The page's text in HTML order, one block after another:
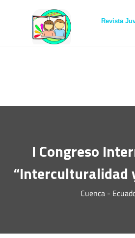
Revista
I Congreso
“Interculturalidad
Cuenca -